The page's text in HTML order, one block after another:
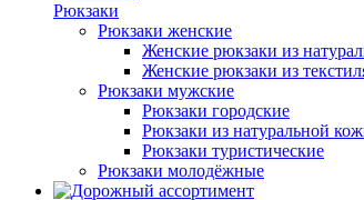
Рюкзаки
Рюкзаки женские
Женские рюкзаки из
Женские рюкзаки из
Рюкзаки мужские
Рюкзаки городские
Рюкзаки из натуральной
Рюкзаки туристические
Рюкзаки молодёжные